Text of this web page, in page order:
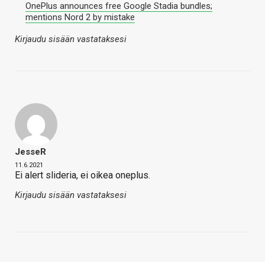
OnePlus announces free Google Stadia bundles;
mentions Nord 2 by mistake
Kirjaudu sisään vastataksesi
JesseR
11.6.2021
Ei alert slideria, ei oikea oneplus.
Kirjaudu sisään vastataksesi